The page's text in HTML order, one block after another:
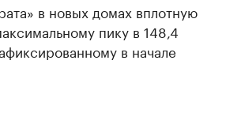
в новых домах вплотную
пику в 148,4
в начале